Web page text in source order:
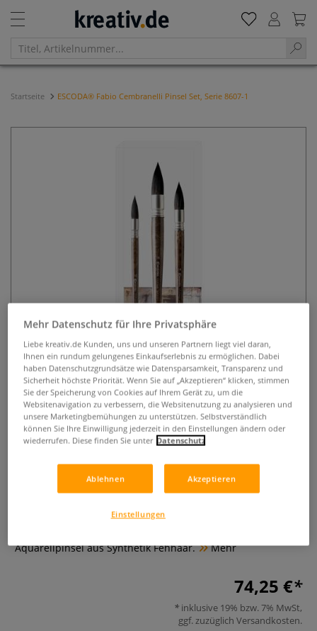
Startseite ESCODA® Fabio Cembranelli Pinsel Set, Serie 8607-1
ESCODA® Fabio Cembranelli
Pinsel Set, Serie 8607-1
0 Bewertungen
Das ESCODA® Fabio Cembranelli Pinsel Set, Serie 8607-1 ist
Aquarellpinsel aus Synthetik Fehhaar.
Mehr
74,25 €
inklusive 19% bzw. 7% MwSt,
ggf. zuzüglich Versandkosten.
Mehr Datenschutz für Ihre Privatsphäre
Liebe kreativ.de Kunden, uns und unseren Partnern liegt viel daran,
Ihnen ein rundum gelungenes Einkaufserlebnis zu ermöglichen. Dabei
haben Datenschutzgrundsätze wie Datensparsamkeit, Transparenz und
Sicherheit höchste Priorität. Wenn Sie auf „Akzeptieren“ klicken, stimmen
Sie der Speicherung von Cookies auf Ihrem Gerät zu, um die
Websitenavigation zu verbessern, die Websitenutzung zu analysieren und
unsere Marketingbemühungen zu unterstützen. Selbstverständlich
können Sie Ihre Einwilligung jederzeit in den Einstellungen ändern oder
wiederrufen. Diese finden Sie unter Datenschutz
Ablehnen Akzeptieren
Einstellungen